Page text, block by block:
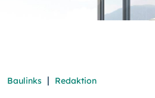
Baulinks | Redaktion